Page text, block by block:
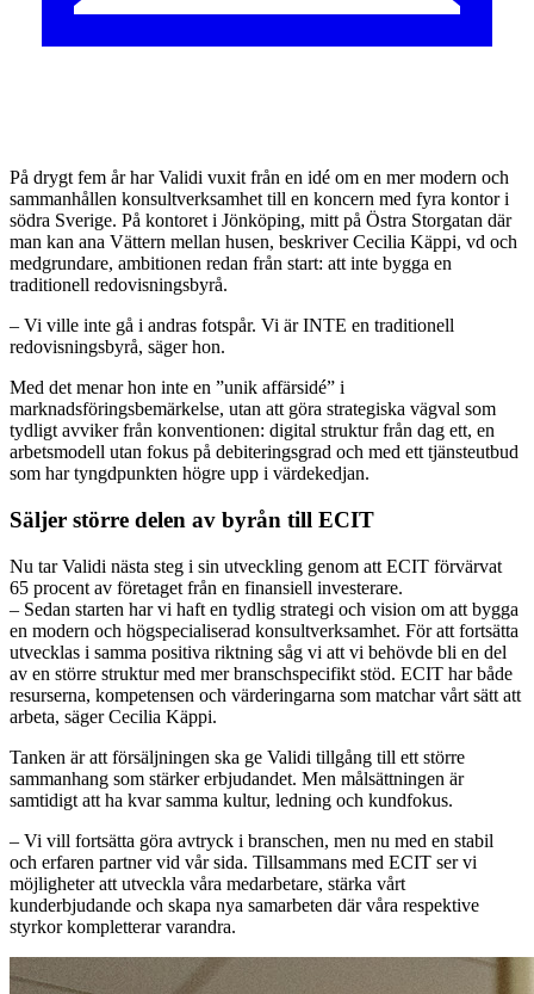
På drygt fem år har Validi vuxit från en idé om en mer modern och
sammanhållen konsultverksamhet till en koncern med fyra kontor i
södra Sverige. På kontoret i Jönköping, mitt på Östra Storgatan där
man kan ana Vättern mellan husen, beskriver Cecilia Käppi, vd och
medgrundare, ambitionen redan från start: att inte bygga en
traditionell redovisningsbyrå.
– Vi ville inte gå i andras fotspår. Vi är INTE en traditionell
redovisningsbyrå, säger hon.
Med det menar hon inte en ”unik affärsidé” i
marknadsföringsbemärkelse, utan att göra strategiska vägval som
tydligt avviker från konventionen: digital struktur från dag ett, en
arbetsmodell utan fokus på debiteringsgrad och med ett tjänsteutbud
som har tyngdpunkten högre upp i värdekedjan.
Säljer större delen av byrån till ECIT
Nu tar Validi nästa steg i sin utveckling genom att ECIT förvärvat
65 procent av företaget från en finansiell investerare.
– Sedan starten har vi haft en tydlig strategi och vision om att bygga
en modern och högspecialiserad konsultverksamhet. För att fortsätta
utvecklas i samma positiva riktning såg vi att vi behövde bli en del
av en större struktur med mer branschspecifikt stöd. ECIT har både
resurserna, kompetensen och värderingarna som matchar vårt sätt att
arbeta, säger Cecilia Käppi.
Tanken är att försäljningen ska ge Validi tillgång till ett större
sammanhang som stärker erbjudandet. Men målsättningen är
samtidigt att ha kvar samma kultur, ledning och kundfokus.
– Vi vill fortsätta göra avtryck i branschen, men nu med en stabil
och erfaren partner vid vår sida. Tillsammans med ECIT ser vi
möjligheter att utveckla våra medarbetare, stärka vårt
kunderbjudande och skapa nya samarbeten där våra respektive
styrkor kompletterar varandra.